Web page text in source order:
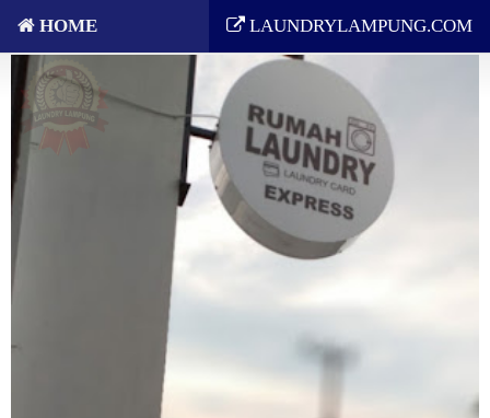
HOME LAUNDRYLAMPUNG.COM